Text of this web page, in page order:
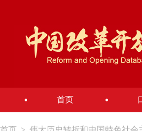
首页